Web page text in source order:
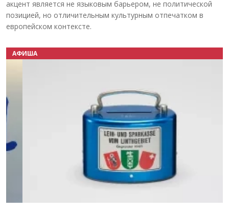
акцент является не языковым барьером, не политической
позицией, но отличительным культурным отпечатком в
европейском контексте.
АФИША